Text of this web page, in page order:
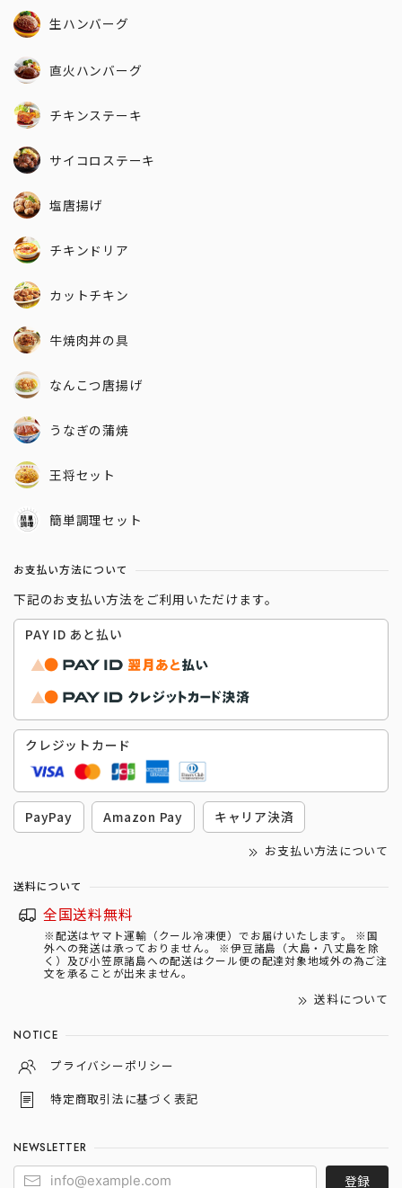
生ハンバーグ
直火ハンバーグ
チキンステーキ
サイコロステーキ
塩唐揚げ
チキンドリア
カットチキン
牛焼肉丼の具
なんこつ唐揚げ
うなぎの蒲焼
王将セット
簡単調理セット
お支払い方法について
下記のお支払い方法をご利用いただけます。
PAY ID あと払い
クレジットカード
PayPay Amazon Pay キャリア決済
お支払い方法について
送料について
全国送料無料
※配送はヤマト運輸（クール冷凍便）でお届けいたします。 ※国
外への発送は承っておりません。 ※伊豆諸島（大島・八丈島を除
く）及び小笠原諸島への配送はクール便の配達対象地域外の為ご注
文を承ることが出来ません。
送料について
NOTICE
プライバシーポリシー
特定商取引法に基づく表記
NEWSLETTER
登録